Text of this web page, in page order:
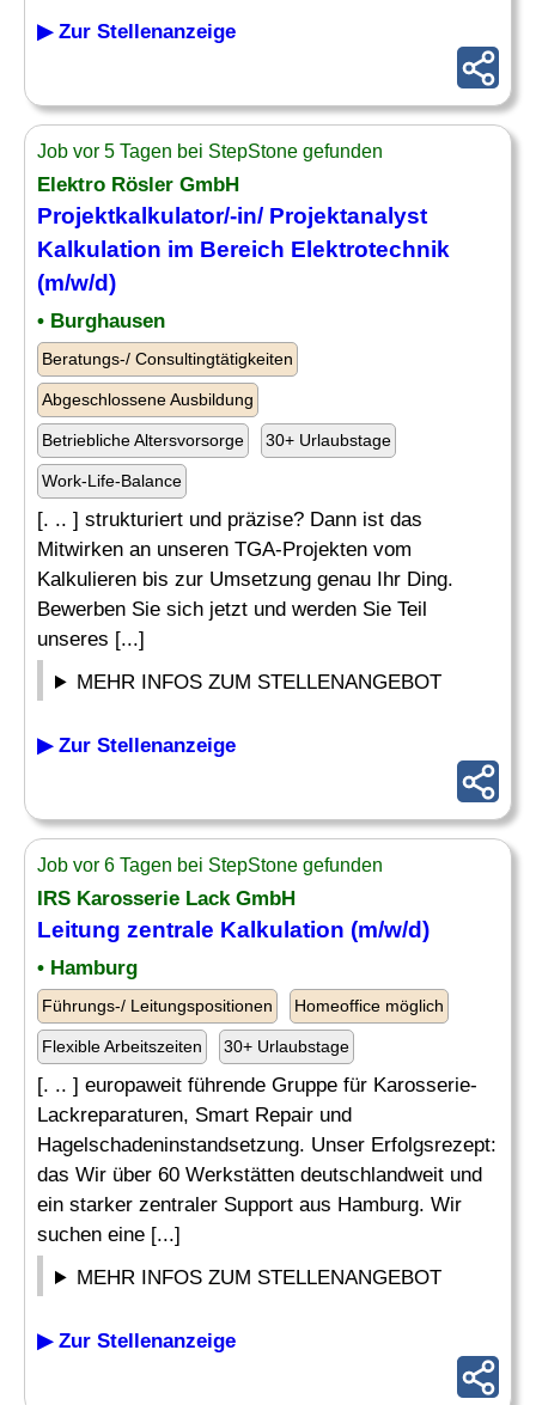
▶ Zur Stellenanzeige
Job vor 5 Tagen bei StepStone gefunden
Elektro Rösler GmbH
Projektkalkulator/-in/ Projektanalyst
Kalkulation im Bereich Elektrotechnik
(m/w/d)
• Burghausen
Beratungs-/ Consultingtätigkeiten
Abgeschlossene Ausbildung
Betriebliche Altersvorsorge 30+ Urlaubstage
Work-Life-Balance
[. .. ] strukturiert und präzise? Dann ist das
Mitwirken an unseren TGA-Projekten vom
Kalkulieren bis zur Umsetzung genau Ihr Ding.
Bewerben Sie sich jetzt und werden Sie Teil
unseres [...]
MEHR INFOS ZUM STELLENANGEBOT
▶ Zur Stellenanzeige
Job vor 6 Tagen bei StepStone gefunden
IRS Karosserie Lack GmbH
Leitung zentrale Kalkulation (m/w/d)
• Hamburg
Führungs-/ Leitungspositionen Homeoffice möglich
Flexible Arbeitszeiten 30+ Urlaubstage
[. .. ] europaweit führende Gruppe für Karosserie-
Lackreparaturen, Smart Repair und
Hagelschadeninstandsetzung. Unser Erfolgsrezept:
das Wir über 60 Werkstätten deutschlandweit und
ein starker zentraler Support aus Hamburg. Wir
suchen eine [...]
MEHR INFOS ZUM STELLENANGEBOT
▶ Zur Stellenanzeige